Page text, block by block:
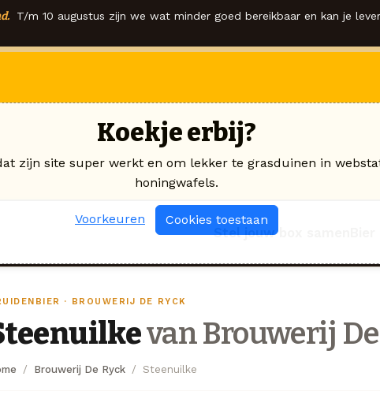
T/m 10 augustus zijn we wat minder goed bereikbaar en kan je
Stel jouw box samen
· BROUWERIJ DE RYCK
van Brouwerij
Brouwerij De Ryck Steenuilke
Koekje erbij?
zijn site super werkt en om lekker te grasduinen in
honingwafels.
Voorkeuren Cookies toestaan